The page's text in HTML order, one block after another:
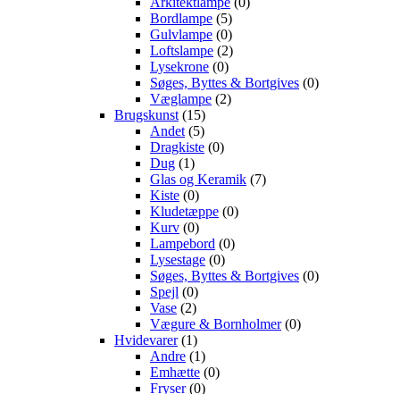
Bordlampe (5)
Gulvlampe (0)
Loftslampe (2)
Lysekrone (0)
Søges, Byttes & Bortgives (0)
Væglampe (2)
Brugskunst (15)
Andet (5)
Dragkiste (0)
Dug (1)
Glas og Keramik (7)
Kiste (0)
Kludetæppe (0)
Kurv (0)
Lampebord (0)
Lysestage (0)
Søges, Byttes & Bortgives (0)
Spejl (0)
Vase (2)
Vægure & Bornholmer(0)
Hvidevarer(1)
Andre (1)
Emhætte (0)
Fryser(0)